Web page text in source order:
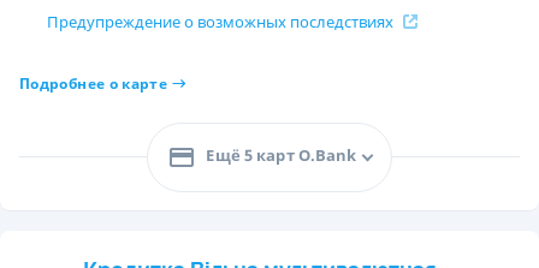
Предупреждение о возможных последствиях
Подробнее о карте
Ещё 5 карт O.Bank